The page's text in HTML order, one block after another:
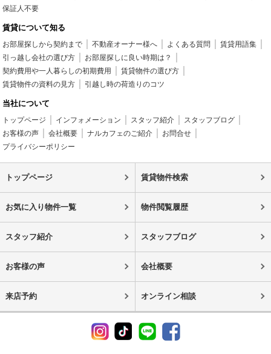
保証人不要
賃貸について知る
お部屋探しから契約まで 不動産オーナー様へ よくある質問
賃貸用語集
引っ越し会社の選び方
お部屋探しに良い時期は？
契約費用や一人暮らしの初期費用
賃貸物件の選び方
賃貸物件の資料の見方
引越し時の荷造りのコツ
当社について
トップページ インフォメーション スタッフ紹介
スタッフブログ
お客様の声
会社概要 ナルカフェのご紹介
お問合せ
プライバシーポリシー
トップページ 賃貸物件検索
お気に入り物件一覧 物件閲覧履歴
スタッフ紹介 スタッフブログ
お客様の声 会社概要
来店予約 オンライン相談